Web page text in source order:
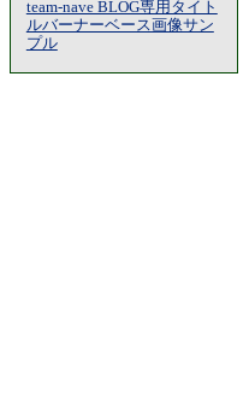
team-nave BLOG専用タイト
ルバーナーベース画像サン
プル